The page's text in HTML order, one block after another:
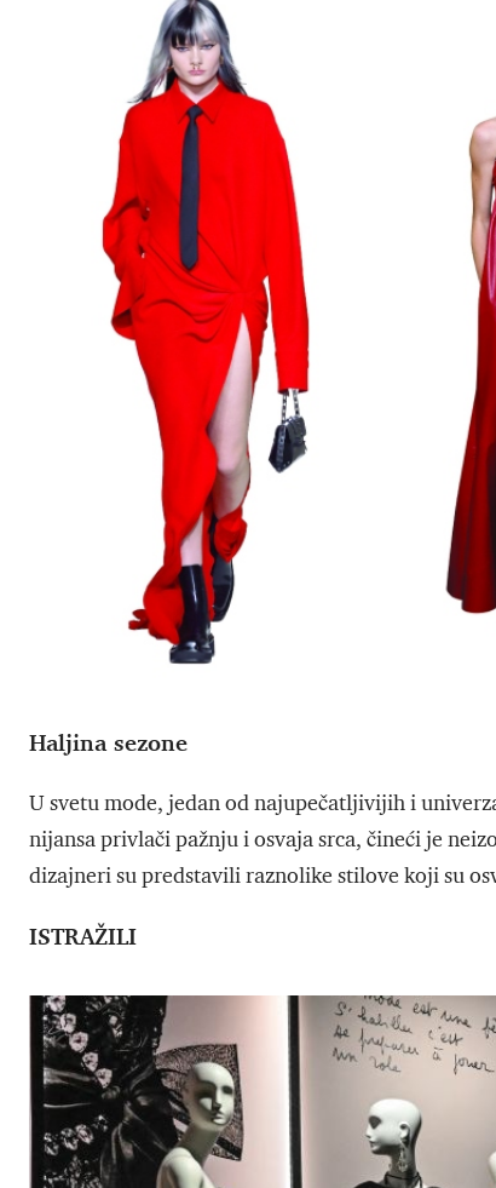
Haljina sezone
U svetu mode, jedan od najupečatljivijih i
nijansa privlači pažnju i osvaja srca, čineći je
dizajneri su predstavili raznolike stilove koji su
ISTRAŽILI